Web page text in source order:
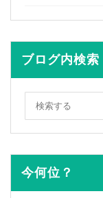
ブログ内検索
今何位？